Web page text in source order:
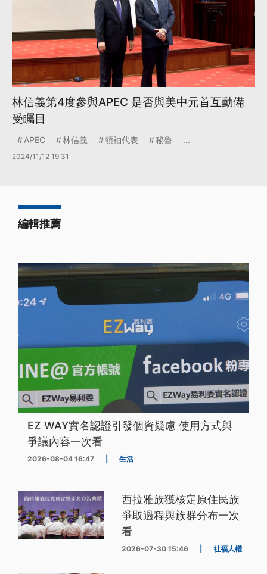
林信義第4度參與APEC 是否與美中元首互動備
受矚目
APEC 林信義 領袖代表 秘魯 ...
2024/11/12 19:31
編輯推薦
EZ WAY實名認證引發個資疑慮 使用方式與
爭議內容一次看
2026-08-04 16:47 生活
西拉雅族獲核定原住民族
爭取過程與族群分布一次
看
2026-07-30 15:46 社福人權